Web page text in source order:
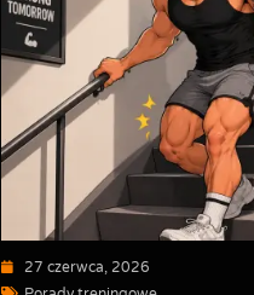
27 czerwca, 2026